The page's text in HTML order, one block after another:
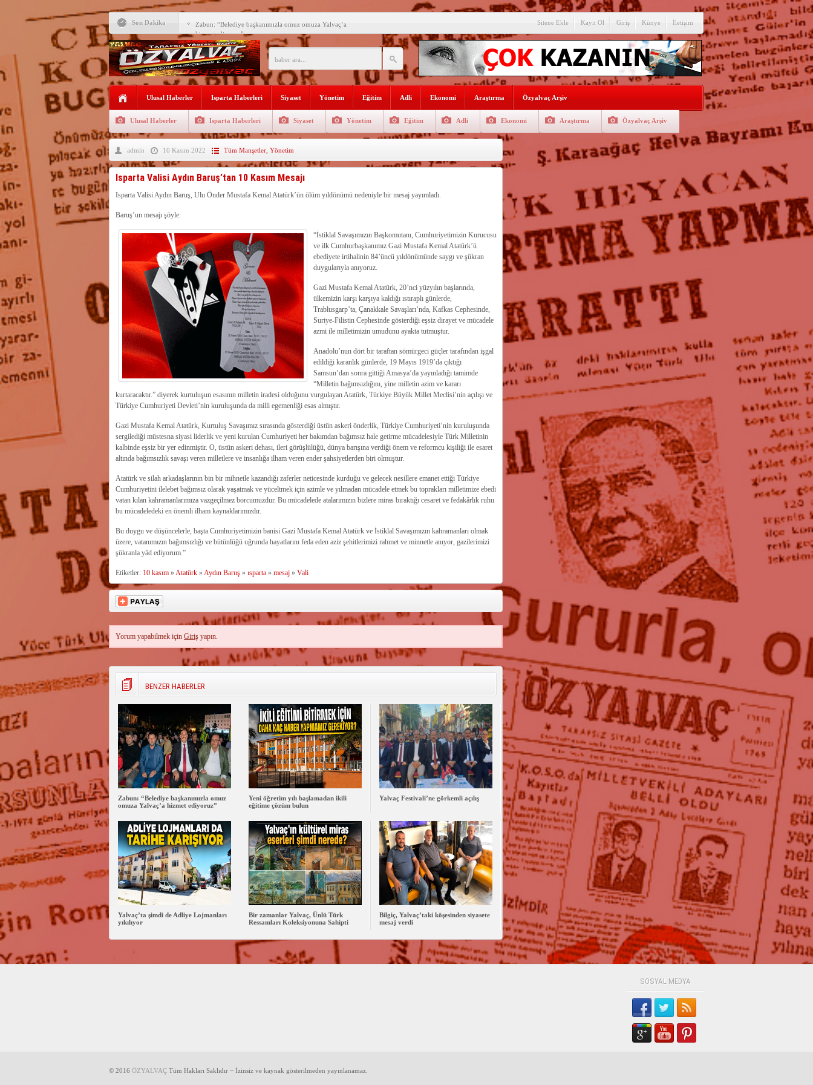
Son Dakika Zabun: “Belediye başkanımızla omuz omuza Yalvaç’a
hizmet ediyoruz”
Yeni öğretim yılı başlamadan ikili eğitime çözüm bulun
Yalvaç Festivali’ne görkemli açılış
Yalvaç’ta şimdi de Adliye Lojmanları yıkılıyor
Bir zamanlar Yalvaç, Ünlü Türk Ressamları Koleksiyonuna
Sahipti
Tunçbilek: “Ekmek Zammının Sorumlusu Fırıncı Değil,
Hükümettir”
Süreyya Sadi Bilgiç’ten Başkan Kodal’a ziyaret
Festivalde sünnet şöleni gerçekleştirildi
Sitene Ekle Kayıt Ol Giriş Künye İletişim
Ulusal Haberler Isparta Haberleri Siyaset Yönetim Eğitim Adli Ekonomi Araştırma Özyalvaç Arşiv
Ulusal Haberler Isparta Haberleri Siyaset Yönetim Eğitim Adli Ekonomi Araştırma Özyalvaç Arşiv
admin 10 Kasım 2022 Tüm Manşetler, Yönetim
Isparta Valisi Aydın Baruş’tan 10 Kasım Mesajı
Isparta Valisi Aydın Baruş, Ulu Önder Mustafa Kemal Atatürk’ün ölüm yıldönümü nedeniyle bir mesaj yayımladı.
Baruş’un mesajı şöyle:
“İstiklal Savaşımızın Başkomutanı, Cumhuriyetimizin Kurucusu
ve ilk Cumhurbaşkanımız Gazi Mustafa Kemal Atatürk’ü
ebediyete irtihalinin 84’üncü yıldönümünde saygı ve şükran
duygularıyla anıyoruz.
Gazi Mustafa Kemal Atatürk, 20’nci yüzyılın başlarında,
ülkemizin karşı karşıya kaldığı ıstıraplı günlerde,
Trablusgarp’ta, Çanakkale Savaşları’nda, Kafkas Cephesinde,
Suriye-Filistin Cephesinde gösterdiği eşsiz dirayet ve mücadele
azmi ile milletimizin umudunu ayakta tutmuştur.
Anadolu’nun dört bir taraftan sömürgeci güçler tarafından işgal
edildiği karanlık günlerde, 19 Mayıs 1919’da çıktığı
Samsun’dan sonra gittiği Amasya’da yayınladığı tamimde
“Milletin bağımsızlığını, yine milletin azim ve kararı
kurtaracaktır.” diyerek kurtuluşun esasının milletin iradesi olduğunu vurgulayan Atatürk, Türkiye Büyük Millet Meclisi’nin açılışı ve
Türkiye Cumhuriyeti Devleti’nin kuruluşunda da milli egemenliği esas almıştır.
Gazi Mustafa Kemal Atatürk, Kurtuluş Savaşımız sırasında gösterdiği üstün askeri önderlik, Türkiye Cumhuriyeti’nin kuruluşunda
sergilediği müstesna siyasi liderlik ve yeni kurulan Cumhuriyeti her bakımdan bağımsız hale getirme mücadelesiyle Türk Milletinin
kalbinde eşsiz bir yer edinmiştir. O, üstün askeri dehası, ileri görüşlülüğü, dünya barışına verdiği önem ve reformcu kişiliği ile esaret
altında bağımsızlık savaşı veren milletlere ve insanlığa ilham veren ender şahsiyetlerden biri olmuştur.
Atatürk ve silah arkadaşlarının bin bir mihnetle kazandığı zaferler neticesinde kurduğu ve gelecek nesillere emanet ettiği Türkiye
Cumhuriyetini ilelebet bağımsız olarak yaşatmak ve yüceltmek için azimle ve yılmadan mücadele etmek bu toprakları milletimize ebedi
vatan kılan kahramanlarımıza vazgeçilmez borcumuzdur. Bu mücadelede atalarımızın bizlere miras bıraktığı cesaret ve fedakârlık ruhu
bu mücadeledeki en önemli ilham kaynaklarımızdır.
Bu duygu ve düşüncelerle, başta Cumhuriyetimizin banisi Gazi Mustafa Kemal Atatürk ve İstiklal Savaşımızın kahramanları olmak
üzere, vatanımızın bağımsızlığı ve bütünlüğü uğrunda hayatlarını feda eden aziz şehitlerimizi rahmet ve minnetle anıyor, gazilerimizi
şükranla yâd ediyorum.”
Etiketler: 10 kasım»Atatürk»Aydın Baruş» ısparta» mesaj» Vali
Yorum yapabilmek içinGiriş yapın.
BENZER HABERLER
Zabun: “Belediye başkanımızla omuz
omuza Yalvaç’a hizmet ediyoruz”
Yeni öğretim yılı başlamadan ikili
eğitime çözüm bulun
Yalvaç Festivali’ne görkemli açılış
Yalvaç’ta şimdi de Adliye Lojmanları
yıkılıyor
Bir zamanlar Yalvaç, Ünlü Türk
Ressamları Koleksiyonuna Sahipti
Bilgiç, Yalvaç’taki köşesinden siyasete
mesaj verdi
SOSYAL MEDYA
© 2016 ÖZYALVAÇTüm Hakları Saklıdır ~ İzinsiz ve kaynak gösterilmeden yayınlanamaz.